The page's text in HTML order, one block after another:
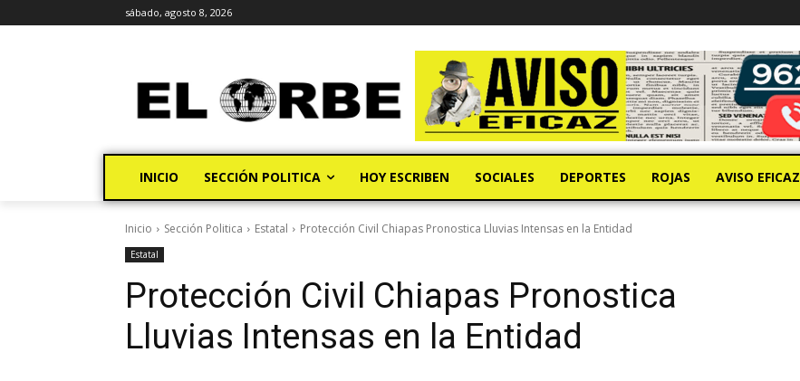
sábado, agosto 8, 2026
INICIO SECCIÓN POLITICA HOY ESCRIBEN SOCIALES DEPORTES ROJAS AVISO EFICAZ
Inicio Sección Politica Estatal Protección Civil Chiapas Pronostica Lluvias Intensas en la Entidad
Estatal
Protección Civil Chiapas Pronostica
Lluvias Intensas en la Entidad